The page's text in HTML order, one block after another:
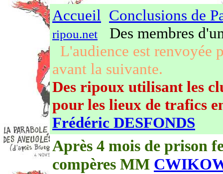
Accueil Conclusions de
ripou.net
Des membres
L'audience est renvoyée
avant la suivante.
Des ripoux utilisant les
pour les lieux de trafics
Frédéric DESFONDS
Après 4 mois de prison
compères MM